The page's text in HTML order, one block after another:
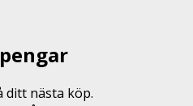
ditt nästa köp.